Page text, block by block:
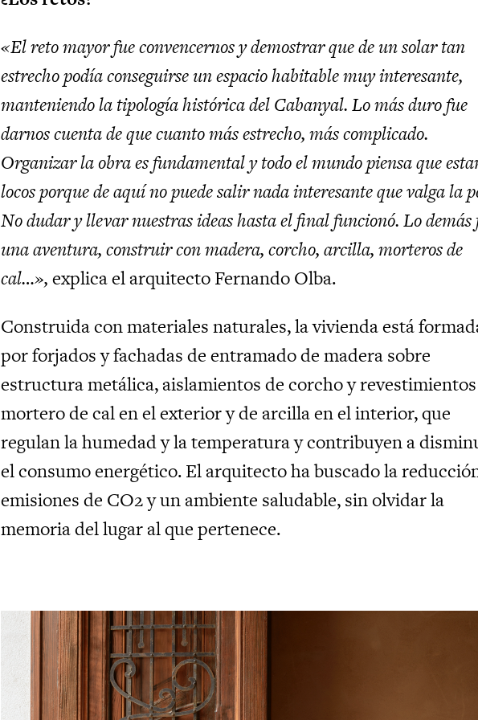
«El reto mayor fue convencernos y demostrar que de un solar tan
estrecho podía conseguirse un espacio habitable muy interesante,
manteniendo la tipología histórica del Cabanyal. Lo más duro fue
darnos cuenta de que cuanto más estrecho, más complicado.
Organizar la obra es fundamental y todo el mundo piensa que
locos porque de aquí no puede salir nada interesante que valga la
No dudar y llevar nuestras ideas hasta el final funcionó. Lo demás
una aventura, construir con madera, corcho, arcilla, morteros de
cal…»,explica el arquitecto Fernando Olba.
Construida con materiales naturales, la vivienda está
por forjados y fachadas de entramado de madera sobre
estructura metálica, aislamientos de corcho y
mortero de cal en el exterior y de arcilla en el interior, que
regulan la humedad y la temperatura y contribuyen a
el consumo energético. El arquitecto ha buscado la
emisiones de CO2 y un ambiente saludable, sin olvidar la
memoria del lugar al que pertenece.